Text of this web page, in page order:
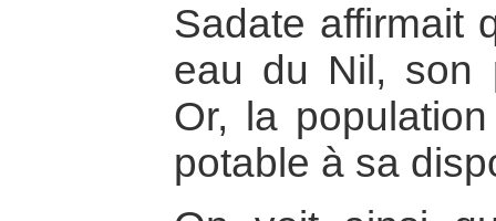
Sadate affirmait
eau du Nil, son
Or, la
potable à sa